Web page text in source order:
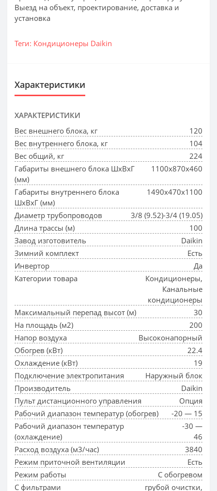
Выезд на объект, проектирование, доставка и
установка
Теги: Кондиционеры Daikin
Характеристики
ХАРАКТЕРИСТИКИ
Вес внешнего блока, кг
120
Вес внутреннего блока, кг
104
Вес общий, кг
224
Габариты внешнего блока ШхВхГ
(мм)
1100x870x460
Габариты внутреннего блока
ШхВхГ (мм)
1490x470x1100
Диаметр трубопроводов
3/8 (9.52)-3/4 (19.05)
Длина трассы (м)
100
Завод изготовитель
Daikin
Зимний комплект
Есть
Инвертор
Да
Категории товара
Кондиционеры,
Канальные
кондиционеры
Максимальный перепад высот (м)
30
На площадь (м2)
200
Напор воздуха
Высоконапорный
Обогрев (кВт)
22.4
Охлаждение (кВт)
19
Подключение электропитания
Наружный блок
Производитель
Daikin
Пульт дистанционного управления
Опция
Рабочий диапазон температур (обогрев)
-20 — 15
Рабочий диапазон температур
(охлаждение)
-30 —
46
Расход воздуха (м3/час)
3840
Режим приточной вентиляции
Есть
Режим работы
С обогревом
С фильтрами
грубой очистки,